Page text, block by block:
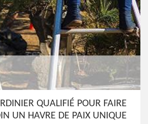
QUALIFIÉ POUR FAIRE
UN HAVRE DE PAIX UNIQUE